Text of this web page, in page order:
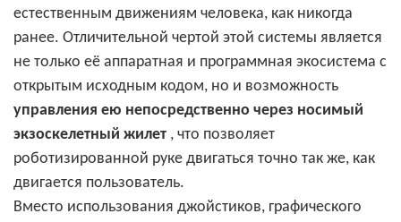
естественным движениям человека, как никогда
ранее. Отличительной чертой этой системы является
не только её аппаратная и программная экосистема с
открытым исходным кодом, но и возможность
управления ею непосредственно через носимый
экзоскелетный жилет , что позволяет
роботизированной руке двигаться точно так же, как
двигается пользователь.
Вместо использования джойстиков, графического